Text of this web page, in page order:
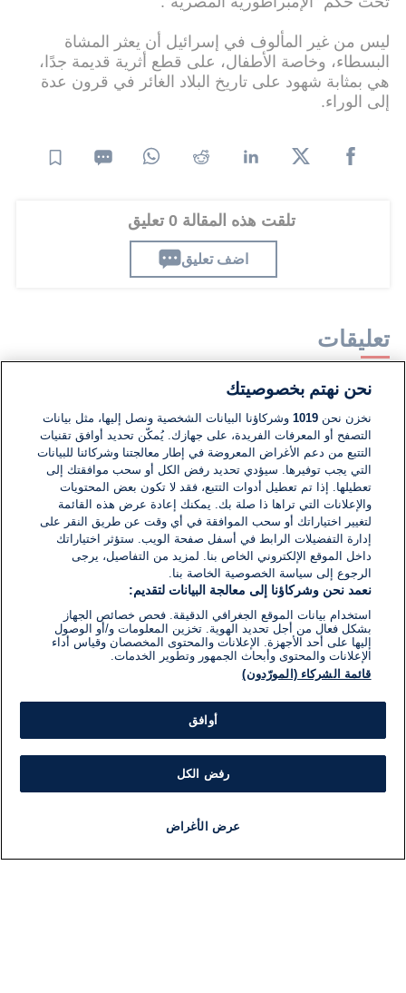
ليس من غير المألوف في إسرائيل أن يعثر المشاة
البسطاء، وخاصة الأطفال، على قطع أثرية قديمة جدًا،
هي بمثابة شهود على تاريخ البلاد الغائر في قرون عدة
إلى الوراء.
تلقت هذه المقالة 0 تعليق
اضف تعليق
تعليقات
لا توجد تعليقات مكتوبة حتى الآن. كن الأول!
اكتب تعليقًا جديدًا ...
نحن نهتم بخصوصيتك
نخزن نحن1019 وشركاؤنا البيانات الشخصية ونصل إليها، مثل بيانات
التصفح أو المعرفات الفريدة، على جهازك. يُمكّن تحديد أوافق تقنيات
التتبع من دعم الأغراض المعروضة في إطار معالجتنا وشركائنا للبيانات
التي يجب توفيرها. سيؤدي تحديد رفض الكل أو سحب موافقتك إلى
تعطيلها. إذا تم تعطيل أدوات التتبع، فقد لا تكون بعض المحتويات
والإعلانات التي تراها ذا صلة بك. يمكنك إعادة عرض هذه القائمة
لتغيير اختياراتك أو سحب الموافقة في أي وقت عن طريق النقر على
إدارة التفضيلات الرابط في أسفل صفحة الويب. ستؤثر اختياراتك
داخل الموقع الإلكتروني الخاص بنا. لمزيد من التفاصيل، يرجى
الرجوع إلى سياسة الخصوصية الخاصة بنا.
نعمد نحن وشركاؤنا إلى معالجة البيانات لتقديم:
استخدام بيانات الموقع الجغرافي الدقيقة. فحص خصائص الجهاز
بشكل فعال من أجل تحديد الهوية. تخزين المعلومات و/أو الوصول
إليها على أحد الأجهزة. الإعلانات والمحتوى المخصصان وقياس أداء
الإعلانات والمحتوى وأبحاث الجمهور وتطوير الخدمات.
قائمة الشركاء (المورّدون)
أوافق
رفض الكل
عرض الأغراض